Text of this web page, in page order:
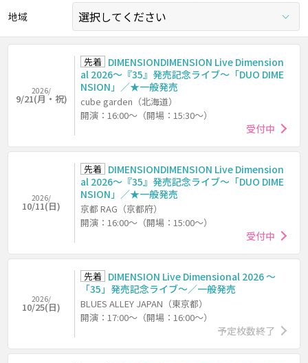
地域
2026/
9/21(月・祝)
先着 DIMENSIONDIMENSION Live Dimension
al 2026～『35』発売記念ライブ～「DUO DIME
NSION」／★一般発売
cube garden（北海道）
開演：16:00～（開場：15:30～）
受付中
2026/
10/11(日)
先着 DIMENSIONDIMENSION Live Dimension
al 2026～『35』発売記念ライブ～「DUO DIME
NSION」／★一般発売
京都 RAG（京都府）
開演：16:00～（開場：15:00～）
受付中
2026/
10/25(日)
先着 DIMENSION Live Dimensional 2026 ～
「35」発売記念ライブ～／一般発売
BLUES ALLEY JAPAN（東京都）
開演：17:00～（開場：16:00～）
予定枚数終了